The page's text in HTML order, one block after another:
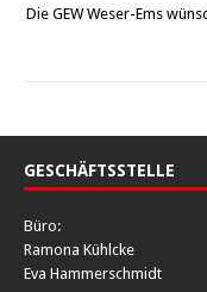
Die GEW Weser-Ems
GESCHÄFTSSTELLE
Büro:
Ramona Kühlcke
Eva Hammerschmidt